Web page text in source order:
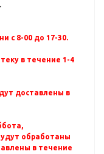
с 8-00 до 17-30.
в течение 1-4
доставлены в
обработаны
в течение